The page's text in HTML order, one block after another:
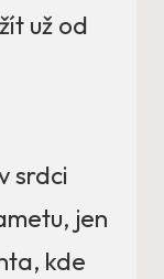
už od
srdci
jen
kde